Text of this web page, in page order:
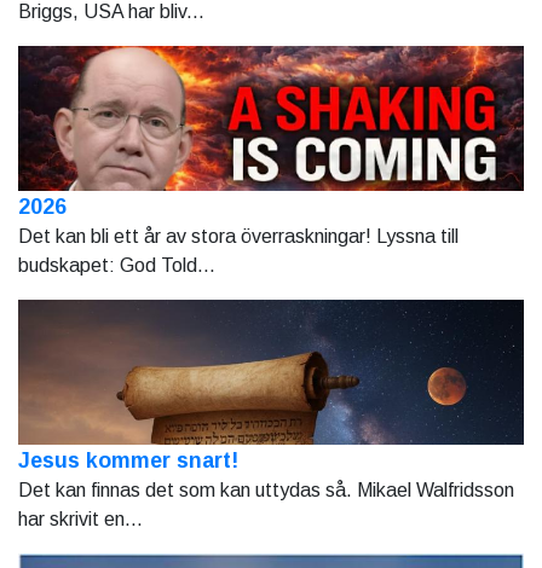
Briggs, USA har bliv...
2026
Det kan bli ett år av stora överraskningar! Lyssna till
budskapet: God Told...
Jesus kommer snart!
Det kan finnas det som kan uttydas så. Mikael Walfridsson
har skrivit en...